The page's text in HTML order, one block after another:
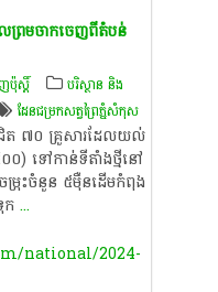
ល​ព្រម​ចាកចេញ​ពី​តំបន់​
ប៉ុស្តិ៍
បរិស្ថាន និង
ដែន​ជម្រក​សត្វព្រៃ​ភ្នំសំកុស
ជិត​ ៧០ ​គ្រួសារ​ដែល​យល់​
០) ​ទៅ​កាន់​ទីតាំង​ថ្មី​នៅ
រុះ​ចំនួន​ ​៥ម៉ឺន​ដើម​កំពុង​
ក ...
national/2024-